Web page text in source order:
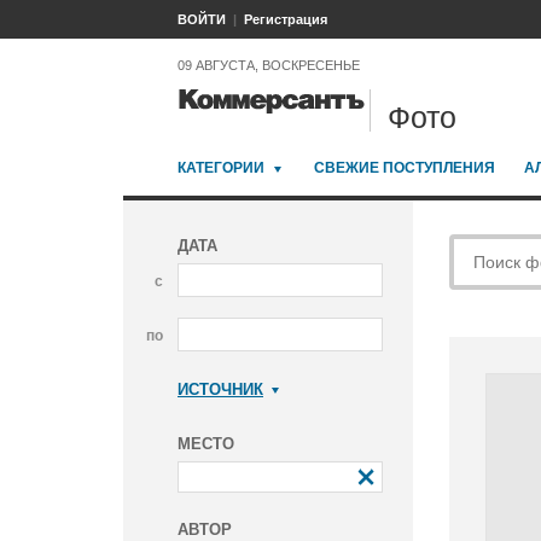
ВОЙТИ Регистрация
09 АВГУСТА, ВОСКРЕСЕНЬЕ
Фото
КАТЕГОРИИ СВЕЖИЕ ПОСТУПЛЕНИЯ
ДАТА
с
по
ИСТОЧНИК
МЕСТО
АВТОР